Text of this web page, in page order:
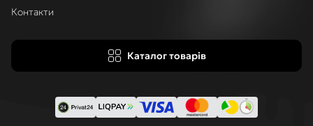
Контакти
Каталог товарів